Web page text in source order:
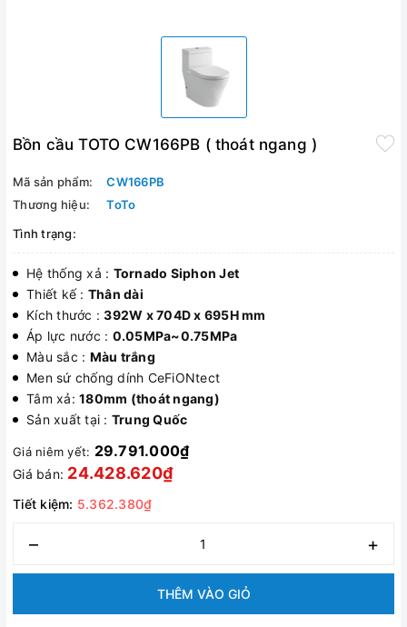
Bồn cầu TOTO CW166PB ( thoát ngang )
Mã sản phẩm:
CW166PB
Thương hiệu:
ToTo
Tình trạng:
Hệ thống xả : Tornado Siphon Jet
Thiết kế : Thân dài
Kích thước :392W x 704D x 695H mm
Áp lực nước : 0.05MPa~0.75MPa
Màu sắc : Màu trắng
Men sứ chống dính CeFiONtect
Tâm xả: 180mm (thoát ngang)
Sản xuất tại : Trung Quốc
Giá niêm yết: 29.791.000₫
Giá bán: 24.428.620₫
Tiết kiệm: 5.362.380₫
– +
THÊM VÀO GIỎ